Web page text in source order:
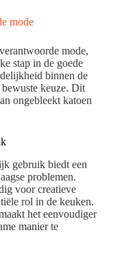
mode,
stap in de goede
binnen de
bewuste keuze. Dit
ongebleekt katoen
gebruik biedt een
problemen.
voor creatieve
rol in de keuken.
het eenvoudiger
manier te